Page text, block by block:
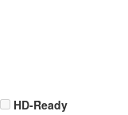
HD-Ready